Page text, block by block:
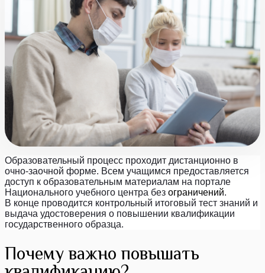
Образовательный процесс проходит дистанционно в
очно-заочной форме. Всем учащимся предоставляется
доступ к образовательным материалам на портале
Национального учебного центра без ограничений.
В конце проводится контрольный итоговый тест знаний и
выдача удостоверения о повышении квалификации
государственного образца.
Почему важно повышать